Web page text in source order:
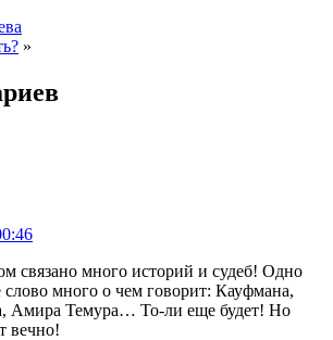
»
связано много историй и судеб! Одно
слово много о чем говорит: Кауфмана,
Амира Темура… То-ли еще будет! Но
вечно!